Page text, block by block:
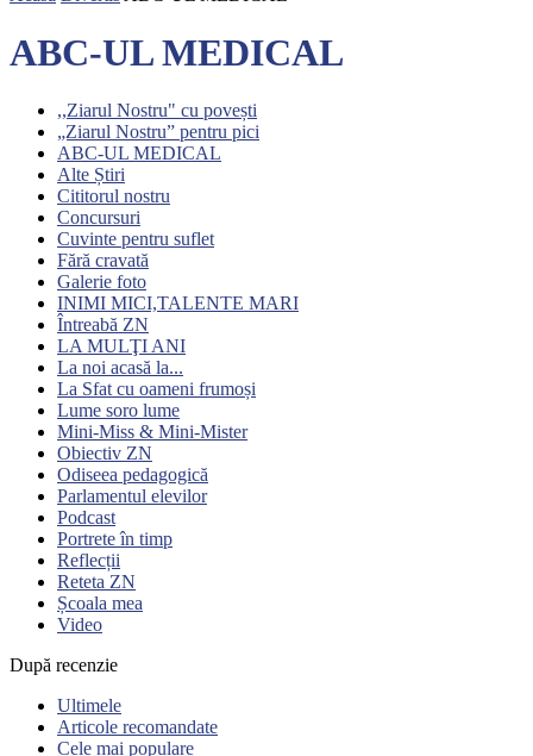
ABC-UL MEDICAL
,,Ziarul Nostru" cu povești
„Ziarul Nostru” pentru pici
ABC-UL MEDICAL
Alte Știri
Cititorul nostru
Concursuri
Cuvinte pentru suflet
Fără cravată
Galerie foto
INIMI MICI,TALENTE MARI
Întreabă ZN
LA MULŢI ANI
La noi acasă la...
La Sfat cu oameni frumoși
Lume soro lume
Mini-Miss & Mini-Mister
Obiectiv ZN
Odiseea pedagogică
Parlamentul elevilor
Podcast
Portrete în timp
Reflecții
Reteta ZN
Școala mea
Video
După recenzie
Ultimele
Articole recomandate
Cele mai populare